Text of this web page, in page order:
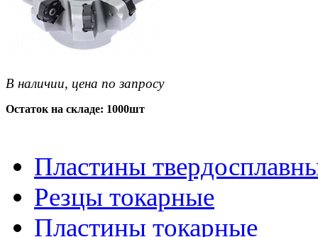
В наличии, цена по запросу
Остаток на складе: 1000шт
Пластины
Резцы токарные
Пластины токарные